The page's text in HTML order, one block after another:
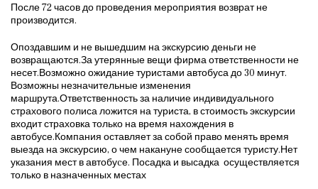
После 72 часов до проведения мероприятия возврат не
производится.
Опоздавшим и не вышедшим на экскурсию деньги не
возвращаются.За утерянные вещи фирма ответственности не
несет.Возможно ожидание туристами автобуса до 30 минут.
Возможны незначительные изменения
маршрута.Ответственность за наличие индивидуального
страхового полиса ложится на туриста, в стоимость экскурсии
входит страховка только на время нахождения в
автобусе.Компания оставляет за собой право менять время
выезда на экскурсию, о чем накануне сообщается туристу.Нет
указания мест в автобуcе. Посадка и высадка осуществляется
только в назначенных местах